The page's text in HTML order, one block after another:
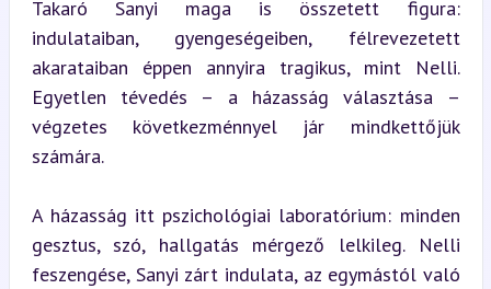
Takaró Sanyi maga is összetett figura:
indulataiban, gyengeségeiben, félrevezetett
akarataiban éppen annyira tragikus, mint Nelli.
Egyetlen tévedés – a házasság választása –
végzetes következménnyel jár mindkettőjük
számára.
A házasság itt pszichológiai laboratórium: minden
gesztus, szó, hallgatás mérgező lelkileg. Nelli
feszengése, Sanyi zárt indulata, az egymástól való